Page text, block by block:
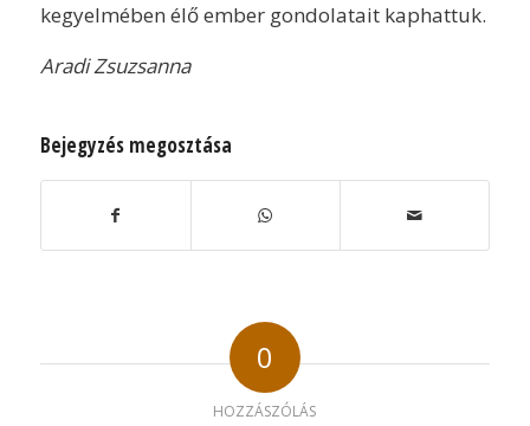
kegyelmében élő ember gondolatait kaphattuk.
Aradi Zsuzsanna
Bejegyzés megosztása
0
HOZZÁSZÓLÁS